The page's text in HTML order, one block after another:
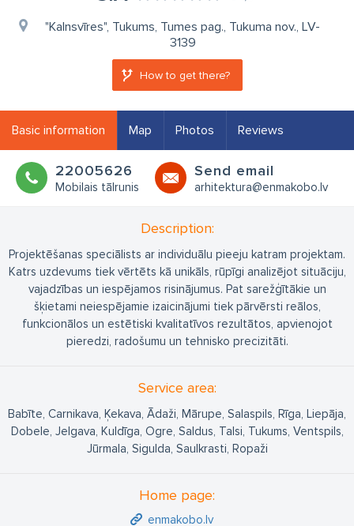
"Kalnsvīres", Tukums, Tumes pag., Tukuma nov., LV-
3139
How to get there?
Basic information Map Photos Reviews
22005626
Mobilais tālrunis
Send email
arhitektura@enmakobo.lv
Description:
Projektēšanas speciālists ar individuālu pieeju katram projektam.
Katrs uzdevums tiek vērtēts kā unikāls, rūpīgi analizējot situāciju,
vajadzības un iespējamos risinājumus. Pat sarežģītākie un
šķietami neiespējamie izaicinājumi tiek pārvērsti reālos,
funkcionālos un estētiski kvalitatīvos rezultātos, apvienojot
pieredzi, radošumu un tehnisko precizitāti.
Service area:
Babīte, Carnikava, Ķekava, Ādaži, Mārupe, Salaspils, Rīga, Liepāja,
Dobele, Jelgava, Kuldīga, Ogre, Saldus, Talsi, Tukums, Ventspils,
Jūrmala, Sigulda, Saulkrasti, Ropaži
Home page:
enmakobo.lv